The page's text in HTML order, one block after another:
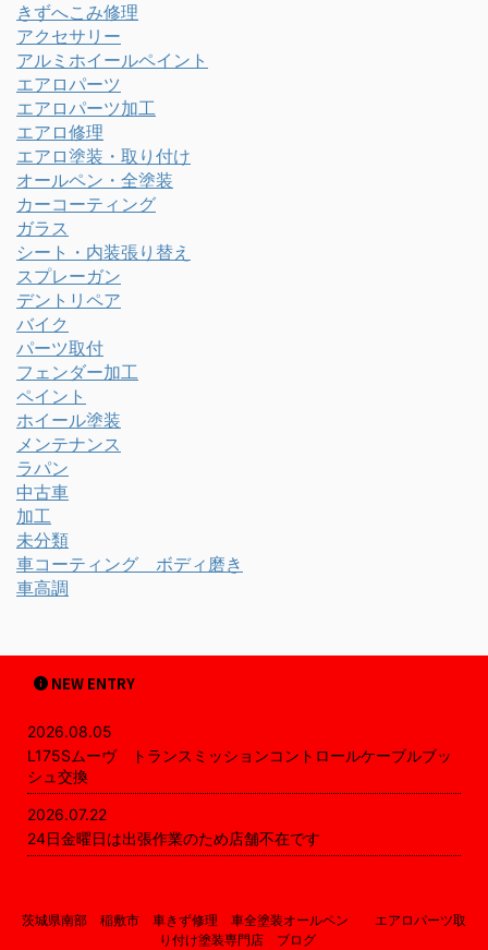
きずへこみ修理
アクセサリー
アルミホイールペイント
エアロパーツ
エアロパーツ加工
エアロ修理
エアロ塗装・取り付け
オールペン・全塗装
カーコーティング
ガラス
シート・内装張り替え
スプレーガン
デントリペア
バイク
パーツ取付
フェンダー加工
ペイント
ホイール塗装
メンテナンス
ラパン
中古車
加工
未分類
車コーティング ボディ磨き
車高調
NEW ENTRY
2026.08.05
L175Sムーヴ トランスミッションコントロールケーブルブッ
シュ交換
2026.07.22
24日金曜日は出張作業のため店舗不在です
茨城県南部 稲敷市 車きず修理 車全塗装オールペン エアロパーツ取
り付け塗装専門店 ブログ